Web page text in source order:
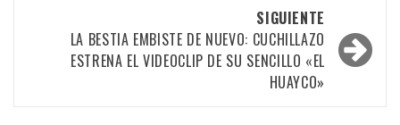
entradas
SIGUIENTE
LA BESTIA EMBISTE DE NUEVO: CUCHILLAZO
ESTRENA EL VIDEOCLIP DE SU SENCILLO «EL
HUAYCO»